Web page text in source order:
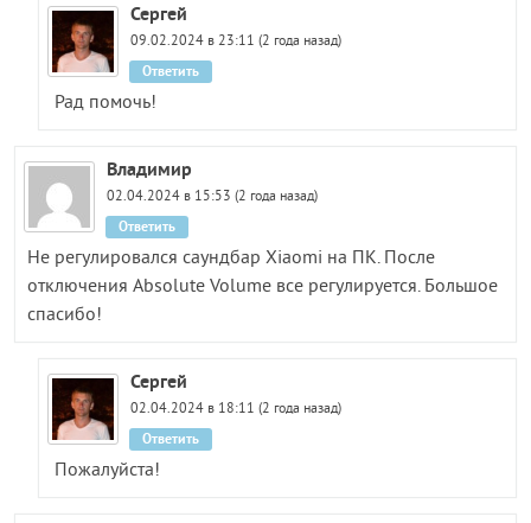
Сергей
09.02.2024 в 23:11 (2 года назад)
Рад помочь!
Ответить
Владимир
02.04.2024 в 15:53 (2 года назад)
Не регулировался саундбар Xiaomi на ПК. После
отключения Absolute Volume все регулируется. Большое
спасибо!
Ответить
Сергей
02.04.2024 в 18:11 (2 года назад)
Пожалуйста!
Ответить